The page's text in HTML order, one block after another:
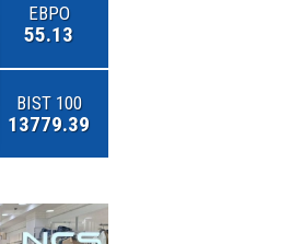
ЕВРО
55.13
BIST 100
13779.39